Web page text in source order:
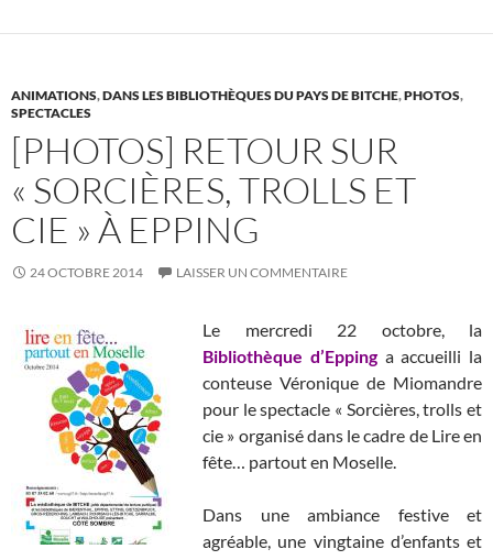
o
ANIMATIONS,DANS LES BIBLIOTHÈQUES DU PAYS DE BITCHE,PHOTOS,
SPECTACLES
[PHOTOS] RETOUR SUR
« SORCIÈRES, TROLLS ET
CIE » À EPPING
24 OCTOBRE 2014 LAISSER UN COMMENTAIRE
Le mercredi 22 octobre, la
Bibliothèque d’Eppinga accueilli la
conteuse Véronique de Miomandre
pour le spectacle « Sorcières, trolls et
cie » organisé dans le cadre de Lire en
fête… partout en Moselle.
Dans une ambiance festive et
agréable, une vingtaine d’enfants et